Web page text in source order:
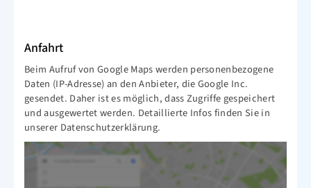
Anfahrt
Beim Aufruf von Google Maps werden personenbezogene
Daten (IP-Adresse) an den Anbieter, die Google Inc.
gesendet. Daher ist es möglich, dass Zugriffe gespeichert
und ausgewertet werden. Detaillierte Infos finden Sie in
unserer Datenschutzerklärung.